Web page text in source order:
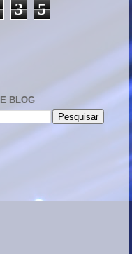
3 5
BLOG